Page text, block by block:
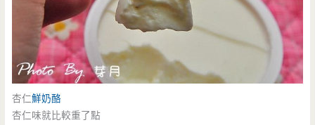
杏仁鮮奶酪
杏仁味就比較重了點